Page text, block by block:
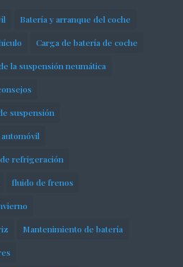
Batería y arranque del coche
Carga de batería de coche
la suspensión neumática
suspensión
refrigeración
fluido de frenos
Mantenimiento de batería